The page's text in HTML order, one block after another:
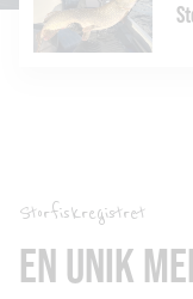
Storfiskregistret
EN UNIK